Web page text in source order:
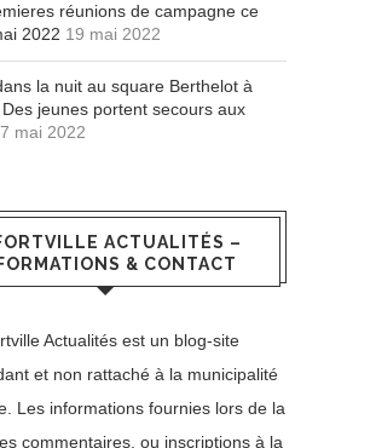
réunions de campagne ce
2022 19 mai 2022
la nuit au square Berthelot à
jeunes portent secours aux
mai 2022
ACTUALITÉS –
& CONTACT
Actualités est un blog-site
et non rattaché à la municipalité
Les informations fournies lors de la
commentaires, ou inscriptions à la